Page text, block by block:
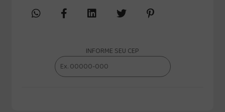
INFORME SEU CEP